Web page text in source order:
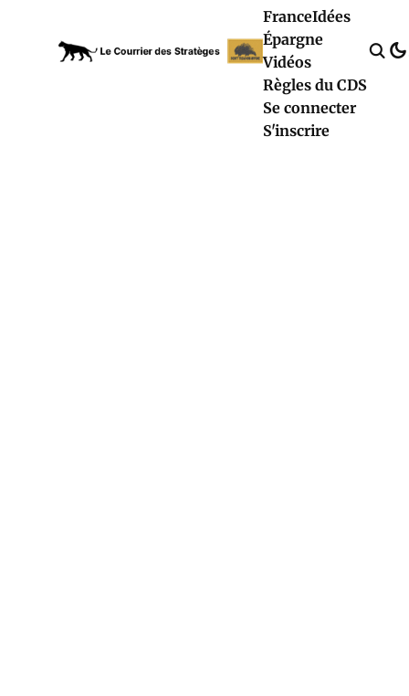
FranceIdées
Épargne
Vidéos
Règles du CDS
Se connecter
S'inscrire